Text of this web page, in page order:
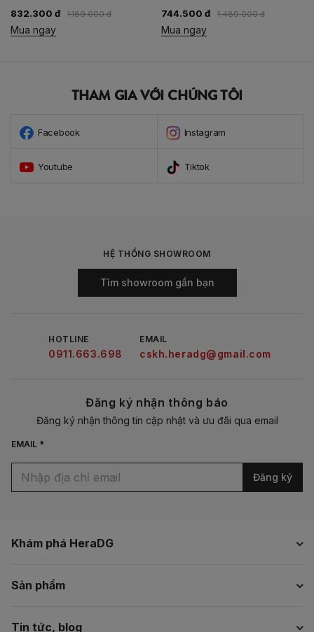
832.300 đ 1.189.000 đ
Mua ngay
744.500 đ 1.489.000 đ
Mua ngay
THAM GIA VỚI CHÚNG TÔI
Facebook Instagram
Youtube Tiktok
Khám phá HeraDG
Sản phẩm
Tin tức, blog
HỆ THỐNG SHOWROOM
Tìm showroom gần bạn
HOTLINE
0911.663.698
EMAIL
cskh.heradg@gmail.com
Đăng ký nhận thông báo
Đăng ký nhận thông tin cập nhật và ưu đãi qua email
EMAIL *
Đăng ký